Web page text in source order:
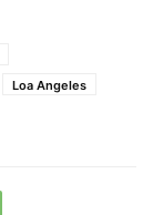
Loa Angeles